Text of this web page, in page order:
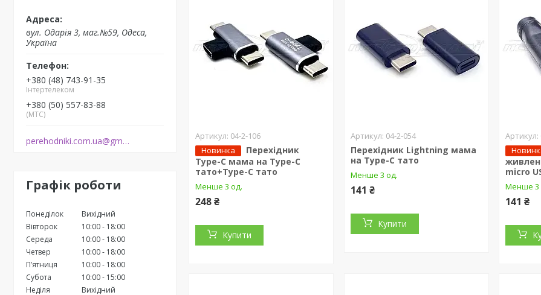
вул. Одарiя 3, маг.№59, Одеса,
Україна
+380 (48) 743-91-35
Інтертелеком
+380 (50) 557-83-88
(МТС)
perehodniki.com.ua@gmail.com
Графік роботи
Понеділок
Вихідний
Вівторок
10:00
18:00
Середа
10:00
18:00
Четвер
10:00
18:00
Пʼятниця
10:00
18:00
Субота
10:00
15:00
Неділя
Вихідний
04-2-106
Новинка
Перехідник
Type-C мама на Type-C
тато+Type-C тато
Менше 3 од.
248 ₴
Купити
04-2-054
Перехідник Lightning мама
на Type-C тато
Менше 3 од.
141 ₴
Купити
micro
Менше 3
141 ₴